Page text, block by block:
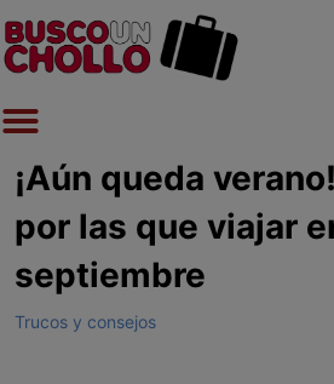
¡Aún queda
por las que viajar
septiembre
Trucos y consejos